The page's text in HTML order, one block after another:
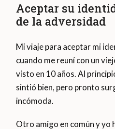
Aceptar su
de la adversidad
Mi viaje para aceptar mi
cuando me reuní con un
visto en 10 años. Al
sintió bien, pero pronto
incómoda.
Otro amigo en común y yo